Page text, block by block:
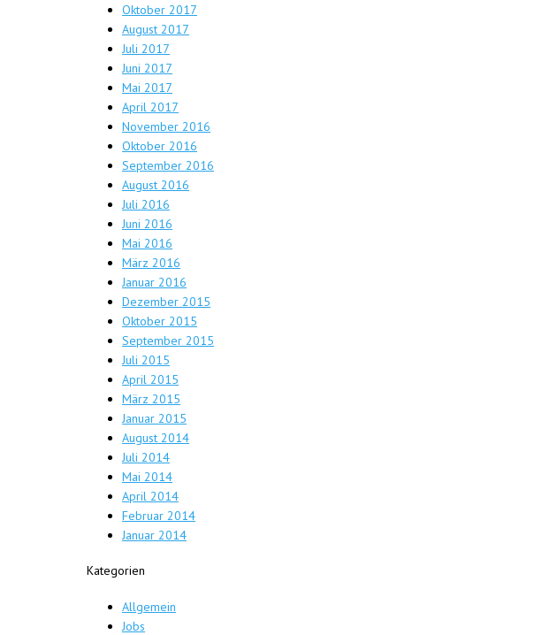
Oktober 2017
August 2017
Juli 2017
Juni 2017
Mai 2017
April 2017
November 2016
Oktober 2016
September 2016
August 2016
Juli 2016
Juni 2016
Mai 2016
März 2016
Januar 2016
Dezember 2015
Oktober 2015
September 2015
Juli 2015
April 2015
März 2015
Januar 2015
August 2014
Juli 2014
Mai 2014
April 2014
Februar 2014
Januar 2014
Kategorien
Allgemein
Jobs